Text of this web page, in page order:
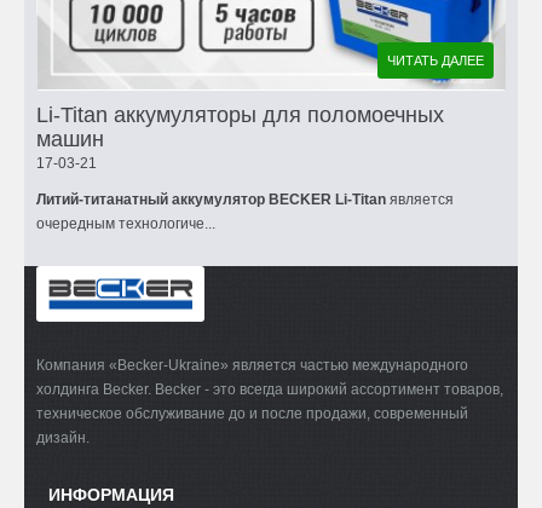
ЧИТАТЬ ДАЛЕЕ
Li-Titan аккумуляторы для поломоечных
машин
17-03-21
Литий-титанатный аккумулятор BECKER Li-Titan является
очередным технологиче...
Компания «Becker-Ukraine» является частью международного
холдинга Becker. Becker - это всегда широкий ассортимент товаров,
техническое обслуживание до и после продажи, современный
дизайн.
ИНФОРМАЦИЯ